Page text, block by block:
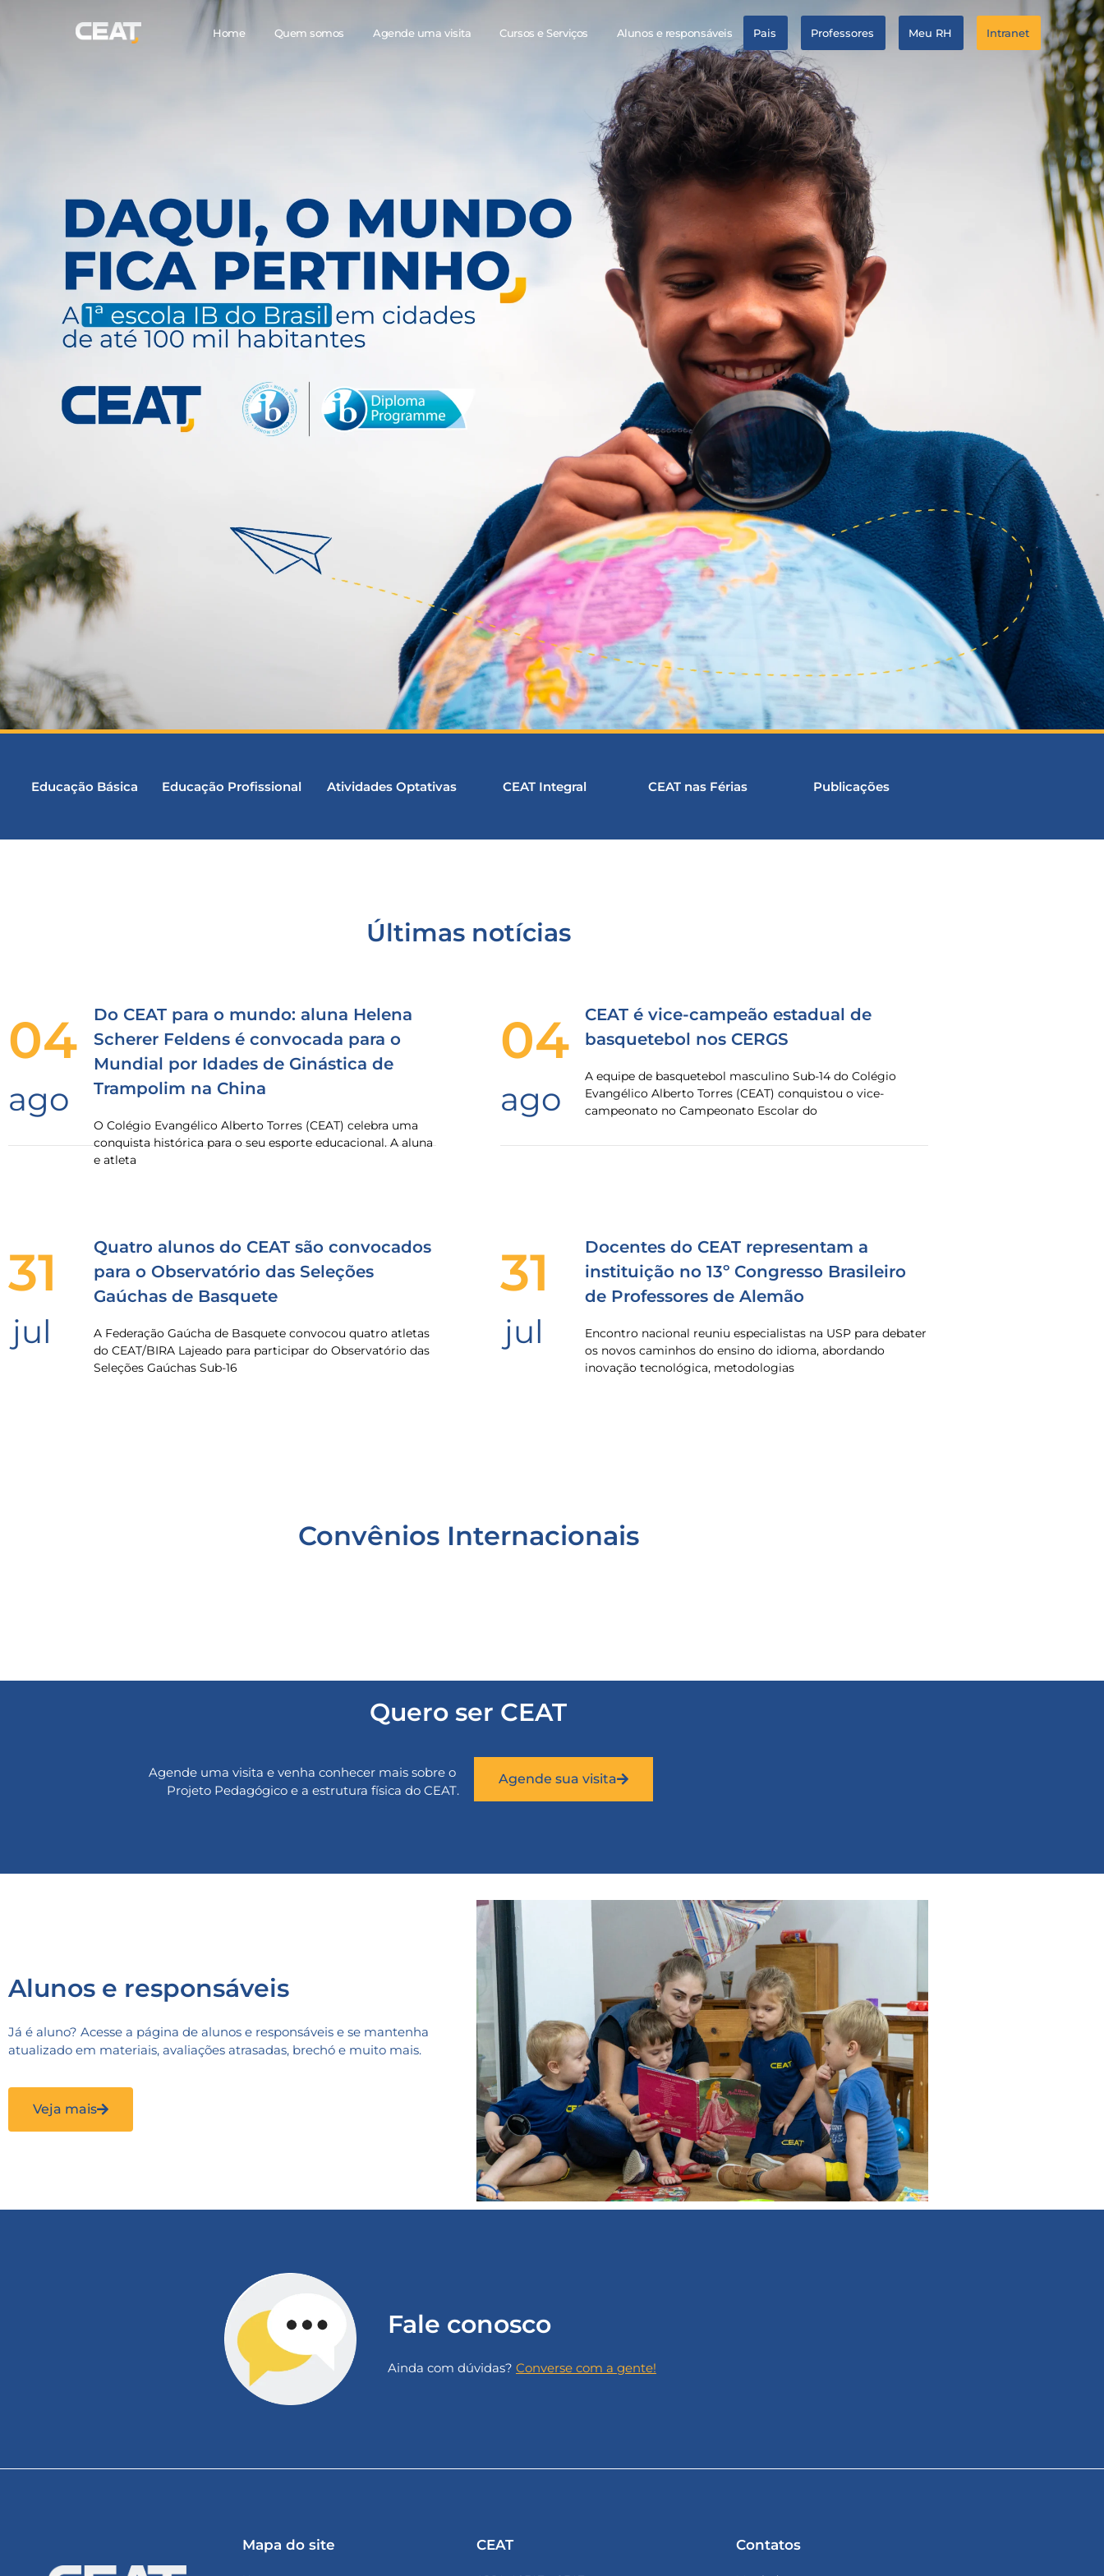
Home Quem somos Agende uma visita Cursos e Serviços Alunos e responsáveis Pais Professores Meu RH Intranet
Educação Básica Educação Profissional Atividades Optativas CEAT Integral CEAT nas Férias Publicações
Últimas notícias
04
ago
Do CEAT para o mundo: aluna Helena
Scherer Feldens é convocada para o
Mundial por Idades de Ginástica de
Trampolim na China
O Colégio Evangélico Alberto Torres (CEAT) celebra uma
conquista histórica para o seu esporte educacional. A aluna
e atleta
04
ago
CEAT é vice-campeão estadual de
basquetebol nos CERGS
A equipe de basquetebol masculino Sub-14 do Colégio
Evangélico Alberto Torres (CEAT) conquistou o vice-
campeonato no Campeonato Escolar do
31
jul
Quatro alunos do CEAT são convocados
para o Observatório das Seleções
Gaúchas de Basquete
A Federação Gaúcha de Basquete convocou quatro atletas
do CEAT/BIRA Lajeado para participar do Observatório das
Seleções Gaúchas Sub-16
31
jul
Docentes do CEAT representam a
instituição no 13º Congresso Brasileiro
de Professores de Alemão
Encontro nacional reuniu especialistas na USP para debater
os novos caminhos do ensino do idioma, abordando
inovação tecnológica, metodologias
Convênios Internacionais
Quero ser CEAT
Agende uma visita e venha conhecer mais sobre o
Projeto Pedagógico e a estrutura física do CEAT.
Agende sua visita
Alunos e responsáveis
Já é aluno? Acesse a página de alunos e responsáveis e se mantenha
atualizado em materiais, avaliações atrasadas, brechó e muito mais.
Veja mais
Fale conosco
Ainda com dúvidas? Converse com a gente!
Mapa do site CEAT Contatos